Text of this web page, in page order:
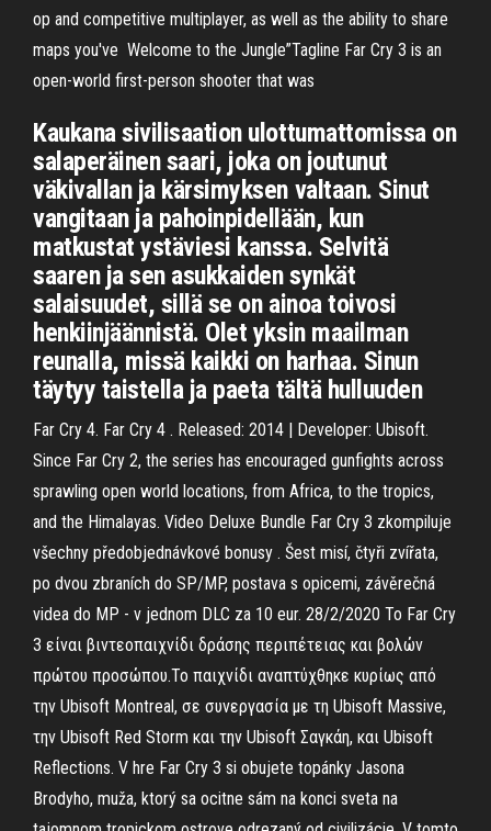
op and competitive multiplayer, as well as the ability to share
maps you've Welcome to the Jungle”Tagline Far Cry 3 is an
open-world first-person shooter that was
Kaukana sivilisaation ulottumattomissa on
salaperäinen saari, joka on joutunut
väkivallan ja kärsimyksen valtaan. Sinut
vangitaan ja pahoinpidellään, kun
matkustat ystäviesi kanssa. Selvitä
saaren ja sen asukkaiden synkät
salaisuudet, sillä se on ainoa toivosi
henkiinjäännistä. Olet yksin maailman
reunalla, missä kaikki on harhaa. Sinun
täytyy taistella ja paeta tältä hulluuden
Far Cry 4. Far Cry 4 . Released: 2014 | Developer: Ubisoft.
Since Far Cry 2, the series has encouraged gunfights across
sprawling open world locations, from Africa, to the tropics,
and the Himalayas. Video Deluxe Bundle Far Cry 3 zkompiluje
všechny předobjednávkové bonusy . Šest misí, čtyři zvířata,
po dvou zbraních do SP/MP, postava s opicemi, závěrečná
videa do MP - v jednom DLC za 10 eur. 28/2/2020 Το Far Cry
3 είναι βιντεοπαιχνίδι δράσης περιπέτειας και βολών
πρώτου προσώπου.Το παιχνίδι αναπτύχθηκε κυρίως από
την Ubisoft Montreal, σε συνεργασία με τη Ubisoft Massive,
την Ubisoft Red Storm και την Ubisoft Σαγκάη, και Ubisoft
Reflections. V hre Far Cry 3 si obujete topánky Jasona
Brodyho, muža, ktorý sa ocitne sám na konci sveta na